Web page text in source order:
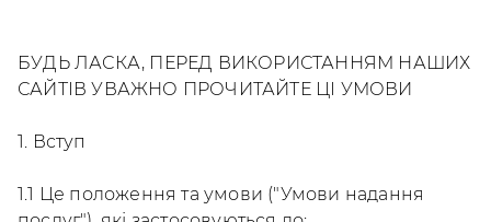
БУДЬ ЛАСКА, ПЕРЕД ВИКОРИСТАННЯМ НАШИХ
САЙТІВ УВАЖНО ПРОЧИТАЙТЕ ЦІ УМОВИ
1. Вступ
1.1 Це положення та умови ("Умови надання